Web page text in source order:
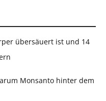
übersäuert ist und 14
Monsanto hinter dem